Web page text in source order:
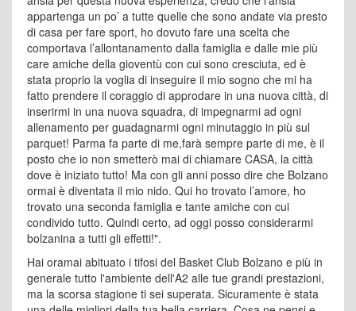
appartenga un po’ a tutte quelle che sono andate via presto
di casa per fare sport, ho dovuto fare una scelta che
comportava l’allontanamento dalla famiglia e dalle mie più
care amiche della gioventù con cui sono cresciuta, ed è
stata proprio la voglia di inseguire il mio sogno che mi ha
fatto prendere il coraggio di approdare in una nuova città, di
inserirmi in una nuova squadra, di impegnarmi ad ogni
allenamento per guadagnarmi ogni minutaggio in più sul
parquet! Parma fa parte di me,farà sempre parte di me, è il
posto che io non smetterò mai di chiamare CASA, la città
dove è iniziato tutto! Ma con gli anni posso dire che Bolzano
ormai è diventata il mio nido. Qui ho trovato l’amore, ho
trovato una seconda famiglia e tante amiche con cui
condivido tutto. Quindi certo, ad oggi posso considerarmi
bolzanina a tutti gli effetti!".
Hai oramai abituato i tifosi del Basket Club Bolzano e più in
generale tutto l'ambiente dell'A2 alle tue grandi prestazioni,
ma la scorsa stagione ti sei superata. Sicuramente è stata